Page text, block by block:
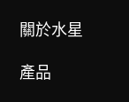
關於水星
產品